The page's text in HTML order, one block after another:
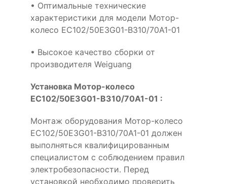
• Оптимальные технические
характеристики для модели Мотор-
колесо EC102/50E3G01-B310/70A1-01
• Высокое качество сборки от
производителя Weiguang
Установка Мотор-колесо
EC102/50E3G01-B310/70A1-01 :
Монтаж оборудования Мотор-колесо
EC102/50E3G01-B310/70A1-01 должен
выполняться квалифицированным
специалистом с соблюдением правил
электробезопасности. Перед
установкой необходимо проверить